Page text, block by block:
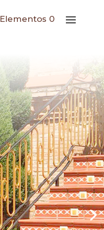
Elementos 0